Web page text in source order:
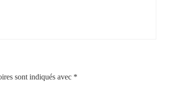
sont indiqués avec *